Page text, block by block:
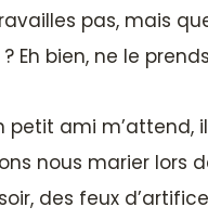
pas, mais
Eh bien, ne le
petit ami m’attend,
nous marier
des feux